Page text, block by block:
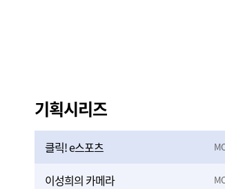
기획시리즈
클릭! e스포츠
이성희의 카메라